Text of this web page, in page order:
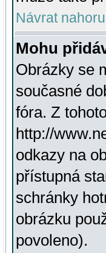
Návrat nahoru
Mohu
Obrázky se
současné
fóra. Z
http://
odkazy na
přístupná
schránky
obrázku
povoleno).